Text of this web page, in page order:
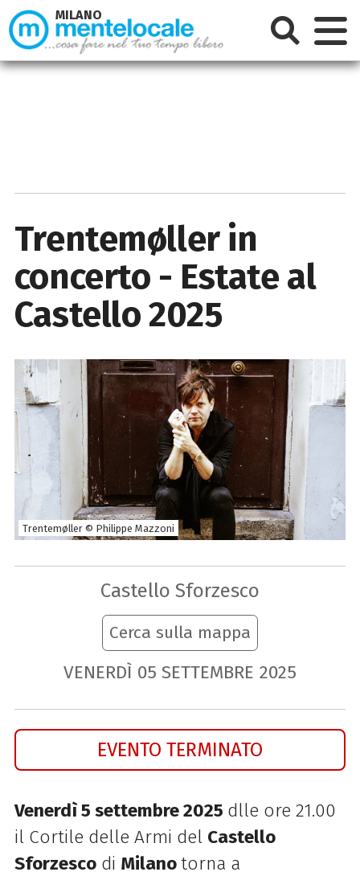
Trentemøller in
concerto - Estate al
Castello 2025
Trentemøller © Philippe Mazzoni
Castello Sforzesco
Cerca sulla mappa
VENERDÌ 05 SETTEMBRE 2025
EVENTO TERMINATO
Venerdì 5 settembre 2025 dlle ore 21.00
il Cortile delle Armi del Castello
Sforzescodi Milanotorna a
MILANO